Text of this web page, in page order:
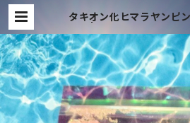
タキオン化ヒマラヤンピ
SHOP